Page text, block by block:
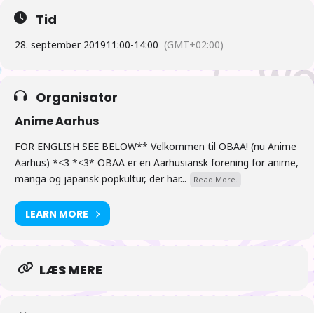
Tid
28. september 201911:00-14:00 (GMT+02:00)
Organisator
Anime Aarhus
FOR ENGLISH SEE BELOW** Velkommen til OBAA! (nu Anime
Aarhus) *<3 *<3* OBAA er en Aarhusiansk forening for anime,
manga og japansk popkultur, der har...
Read More.
LEARN MORE
LÆS MERE